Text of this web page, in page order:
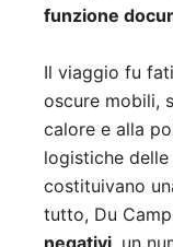
funzione
Il viaggio fu
oscure mobili,
calore e alla
logistiche
costituivano
tutto, Du